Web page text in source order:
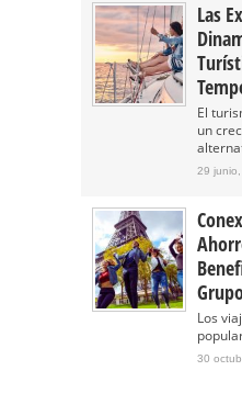
Las
El
un
29
Los
30